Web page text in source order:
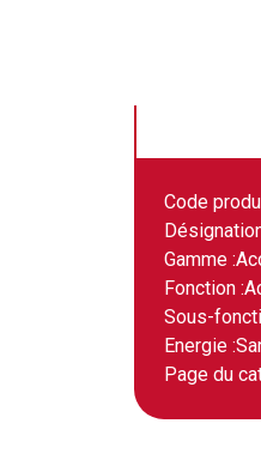
Code
Gamme :
Fonction :
Sous-
Energie :
Page du